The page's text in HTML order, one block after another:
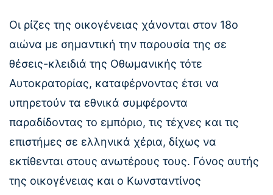
Οι ρίζες της οικογένειας χάνονται στον 18ο
αιώνα με σημαντική την παρουσία της σε
θέσεις-κλειδιά της Οθωμανικής τότε
Αυτοκρατορίας, καταφέρνοντας έτσι να
υπηρετούν τα εθνικά συμφέροντα
παραδίδοντας το εμπόριο, τις τέχνες και τις
επιστήμες σε ελληνικά χέρια, δίχως να
εκτίθενται στους ανωτέρους τους. Γόνος αυτής
της οικογένειας και ο Κωνσταντίνος